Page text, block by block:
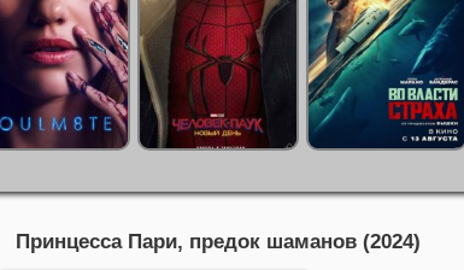
Принцесса Пари, предок шаманов (2024)